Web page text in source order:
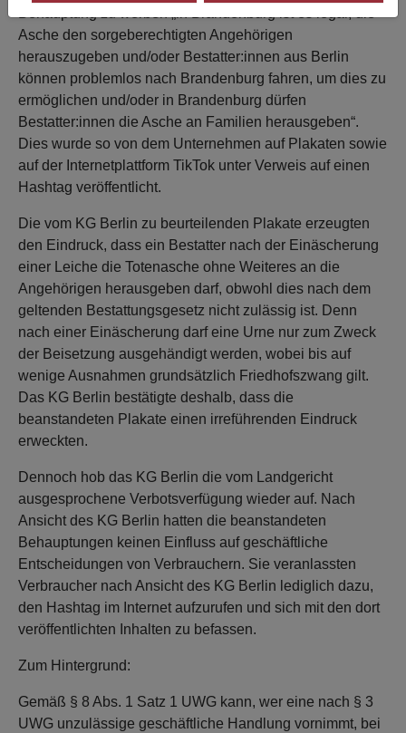
Asche den sorgeberechtigten Angehörigen
herauszugeben und/oder Bestatter:innen aus Berlin
können problemlos nach Brandenburg fahren, um dies zu
ermöglichen und/oder in Brandenburg dürfen
Bestatter:innen die Asche an Familien herausgeben“.
Dies wurde so von dem Unternehmen auf Plakaten sowie
auf der Internetplattform TikTok unter Verweis auf einen
Hashtag veröffentlicht.
Die vom KG Berlin zu beurteilenden Plakate erzeugten
den Eindruck, dass ein Bestatter nach der Einäscherung
einer Leiche die Totenasche ohne Weiteres an die
Angehörigen herausgeben darf, obwohl dies nach dem
geltenden Bestattungsgesetz nicht zulässig ist. Denn
nach einer Einäscherung darf eine Urne nur zum Zweck
der Beisetzung ausgehändigt werden, wobei bis auf
wenige Ausnahmen grundsätzlich Friedhofszwang gilt.
Das KG Berlin bestätigte deshalb, dass die
beanstandeten Plakate einen irreführenden Eindruck
erweckten.
Dennoch hob das KG Berlin die vom Landgericht
ausgesprochene Verbotsverfügung wieder auf. Nach
Ansicht des KG Berlin hatten die beanstandeten
Behauptungen keinen Einfluss auf geschäftliche
Entscheidungen von Verbrauchern. Sie veranlassten
Verbraucher nach Ansicht des KG Berlin lediglich dazu,
den Hashtag im Internet aufzurufen und sich mit den dort
veröffentlichten Inhalten zu befassen.
Zum Hintergrund:
Gemäß § 8 Abs. 1 Satz 1 UWG kann, wer eine nach § 3
UWG unzulässige geschäftliche Handlung vornimmt, bei